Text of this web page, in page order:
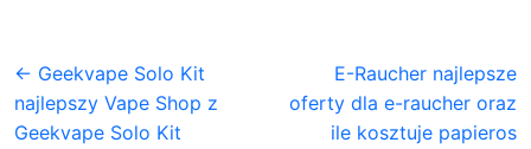
← Geekvape Solo Kit
najlepszy Vape Shop z
Geekvape Solo Kit
E-Raucher najlepsze
oferty dla e-rauсher oraz
ile kosztuje papieros